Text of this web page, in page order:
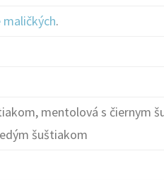
maličkých.
mentolová s čiernym
šuštiakom